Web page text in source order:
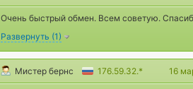
Очень быстрый обмен. Всем советую.
Развернуть (1)
Мистер бернс 176.59.32.* 16